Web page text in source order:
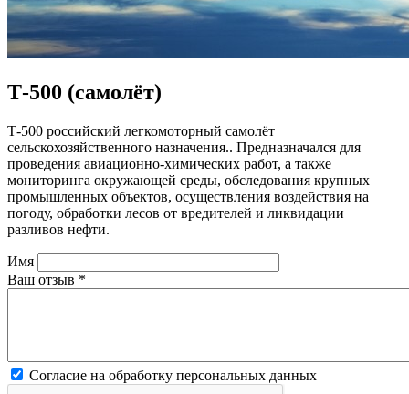
Т-500 (самолёт)
Т-500 российский легкомоторный самолёт
сельскохозяйственного назначения.. Предназначался для
проведения авиационно-химических работ, а также
мониторинга окружающей среды, обследования крупных
промышленных объектов, осуществления воздействия на
погоду, обработки лесов от вредителей и ликвидации
разливов нефти.
Имя
Ваш отзыв *
Согласие на обработку персональных данных